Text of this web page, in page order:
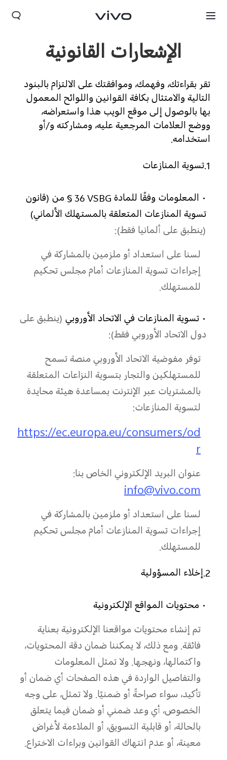
الإشعارات القانونية
تقر بقراءتك، وفهمك، وموافقتك على الالتزام بالبنود
التالية والامتثال بكافة القوانين واللوائح المعمول
بها بالوصول إلى موقع الويب هذا واستعراضه،
ووضع العلامات المرجعية عليه، ومشاركته و/أو
استخدامه.
1.تسوية المنازعات
• المعلومات وفقًا للمادة ‎§ 36 VSBG من (قانون
تسوية المنازعات المتعلقة بالمستهلك الألماني)
(ينطبق على ألمانيا فقط):
لسنا على استعداد أو ملزمين بالمشاركة في
إجراءات تسوية المنازعات أمام مجلس تحكيم
للمستهلك.
• تسوية المنازعات في الاتحاد الأوروبي(ينطبق على
دول الاتحاد الأوروبي فقط):
توفر مفوضية الاتحاد الأوروبي منصة تسمح
للمستهلكين والتجار بتسوية النزاعات المتعلقة
بالمشتريات عبر الإنترنت بمساعدة هيئة محايدة
لتسوية المنازعات:
https://ec.europa.eu/consumers/od
r
عنوان البريد الإلكتروني الخاص بنا:
info@vivo.com
لسنا على استعداد أو ملزمين بالمشاركة في
إجراءات تسوية المنازعات أمام مجلس تحكيم
للمستهلك.
2.إخلاء المسؤولية
• محتويات المواقع الإلكترونية
تم إنشاء محتويات مواقعنا الإلكترونية بعناية
فائقة. ومع ذلك، لا يمكننا ضمان دقة المحتويات،
واكتمالها، ونهجها. ولا تمثل المعلومات
والتفاصيل الواردة في هذه الصفحات أي ضمان أو
تأكيد، سواء صراحةً أو ضمنيًا. ولا تمثل، على وجه
الخصوص، أي وعد ضمني أو ضمان فيما يتعلق
بالحالة، أو قابلية التسويق، أو الملاءمة لأغراض
معينة، أو عدم انتهاك القوانين وبراءات الاختراع.